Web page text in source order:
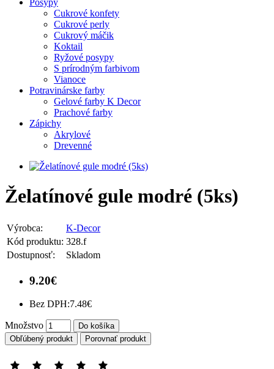
Posypy
Cukrové konfety
Cukrové perly
Cukrový máčik
Koktail
Ryžové posypy
S prírodným farbivom
Vianoce
Potravinárske farby
Gelové farby K Decor
Prachové farby
Zápichy
Akrylové
Drevenné
Želatínové gule modré (5ks)
Výrobca:
K-Decor
Kód produktu: 328.f
Dostupnosť:
Skladom
9.20€
Bez DPH:7.48€
Množstvo
Do košíka
Obľúbený produkt
Porovnať produkt